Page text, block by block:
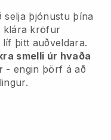
selja þjónustu þína
klára kröfur
þitt auðveldara.
smelli úr hvaða
- engin þörf á að